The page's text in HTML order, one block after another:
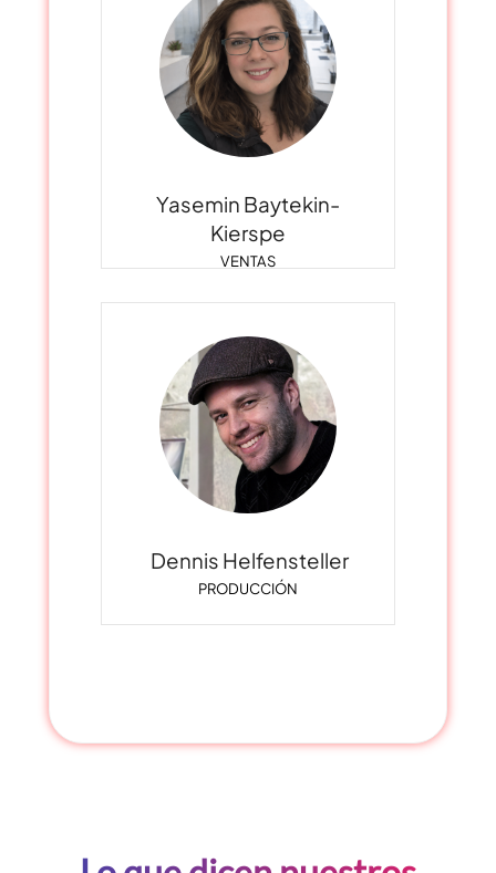
Yasemin Baytekin-
Kierspe
VENTAS
Dennis Helfensteller
PRODUCCIÓN